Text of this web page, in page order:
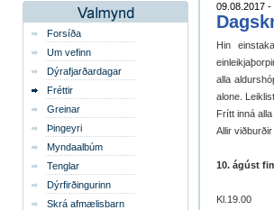
Forsíða
Um vefinn
Dýrafjarðardagar
Fréttir
Greinar
Þingeyri
Myndaalbúm
Tenglar
Dýrfirðingurinn
Skrá afmælisbarn
09.08.2017 -
Hin
alla
alone.
Frítt inná
Allir
10. ágúst
Kl.19.00